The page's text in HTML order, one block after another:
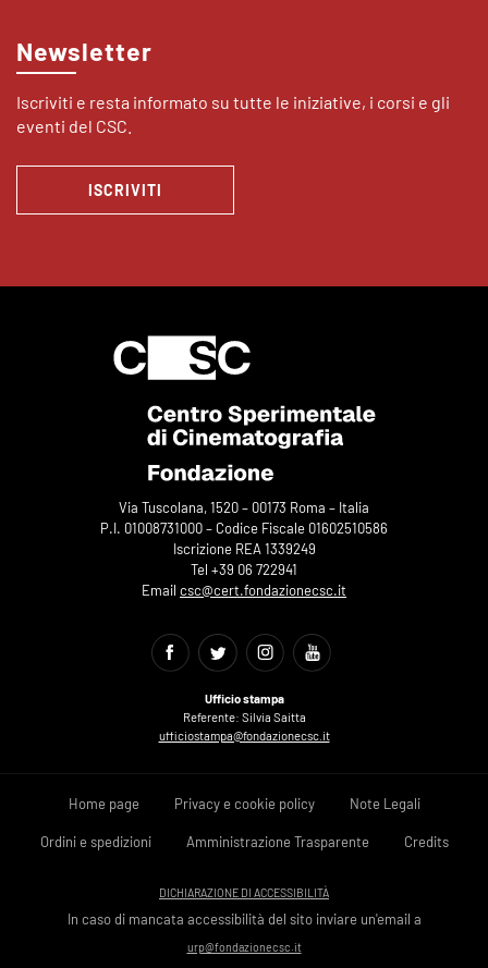
Newsletter
Iscriviti e resta informato su tutte le iniziative, i corsi e gli
eventi del CSC.
ISCRIVITI
Via Tuscolana, 1520 – 00173 Roma – Italia
P.I. 01008731000 – Codice Fiscale 01602510586
Iscrizione REA 1339249
Tel +39 06 722941
Email csc@cert.fondazionecsc.it
Ufficio stampa
Referente: Silvia Saitta
ufficiostampa@fondazionecsc.it
Home page Privacy e cookie policy Note Legali
Ordini e spedizioni Amministrazione Trasparente Credits
DICHIARAZIONE DI ACCESSIBILITÀ
In caso di mancata accessibilità del sito inviare un'email a
urp@fondazionecsc.it